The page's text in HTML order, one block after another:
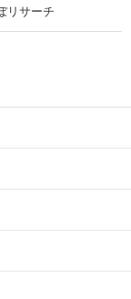
リサーチ